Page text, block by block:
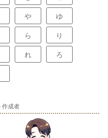
や ゆ
ら り
れ ろ
作成者